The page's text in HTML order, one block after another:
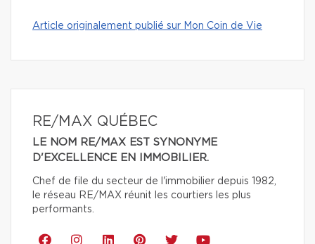
Article originalement publié sur Mon Coin de Vie
RE/MAX QUÉBEC
LE NOM RE/MAX EST SYNONYME
D'EXCELLENCE EN IMMOBILIER.
Chef de file du secteur de l'immobilier depuis 1982,
le réseau RE/MAX réunit les courtiers les plus
performants.